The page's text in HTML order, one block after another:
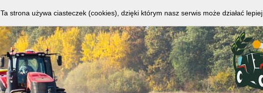
Ta strona używa ciasteczek (cookies), dzięki którym nasz serwis może działać lepiej.